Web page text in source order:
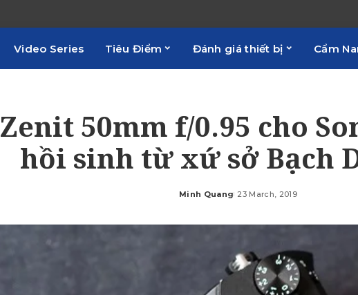
Video Series Tiêu Điểm Đánh giá thiết bị Cẩm
Zenit 50mm f/0.95 cho
hồi sinh từ xứ sở Bạch
Posted
Minh Quang 23 March, 2019